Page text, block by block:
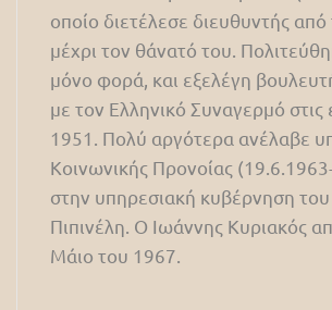
οποίο διετέλεσε διευθυντής
μέχρι τον θάνατό του.
μόνο φορά, και εξελέγη
με τον Ελληνικό Συναγερμό στις
1951. Πολύ αργότερα ανέλαβε
Κοινωνικής Προνοίας
στην υπηρεσιακή κυβέρνηση
Πιπινέλη. Ο Ιωάννης Κυριακός
Μάιο του 1967.